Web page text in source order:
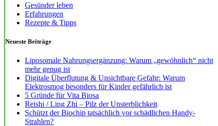
Gesünder leben
Erfahrungen
Rezepte & Tipps
Neueste Beiträge
Liposomale Nahrungsergänzung: Warum „gewöhnlich“ nicht
mehr genug ist
Digitale Überflutung & Unsichtbare Gefahr: Warum
Elektrosmog besonders für Kinder gefährlich ist
5 Gründe für Vita Biosa
Reishi / Ling Zhi – Pilz der Unsterblichkeit
Schützt der Biochip tatsächlich vor schädlichen Handy-
Strahlen?